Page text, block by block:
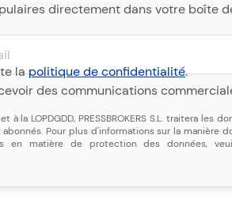
directement dans votre boîte
lapolitique de confidentialité.
des communications
à la LOPDGDD, PRESSBROKERS S.L. traitera les
Pour plus d'informations sur la manière
en matière de protection des données,